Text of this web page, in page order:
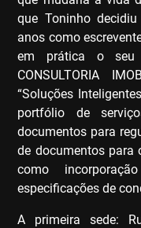
que Toninho
anos como
em prática o seu
CONSULTORIA
“Soluções
portfólio de
documentos para
de documentos para
como
especificações de
A primeira sede: